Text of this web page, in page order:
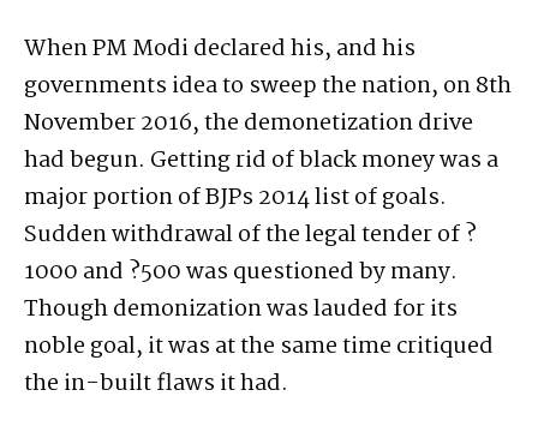
When PM Modi declared his, and his
governments idea to sweep the nation, on 8th
November 2016, the demonetization drive
had begun. Getting rid of black money was a
major portion of BJPs 2014 list of goals.
Sudden withdrawal of the legal tender of ?
1000 and ?500 was questioned by many.
Though demonization was lauded for its
noble goal, it was at the same time critiqued
the in-built flaws it had.